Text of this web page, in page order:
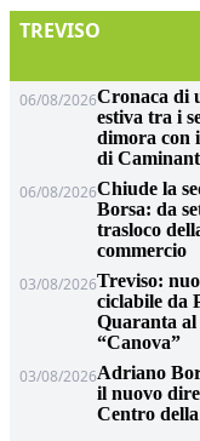
TREVISO
06/08/2026Cronaca di
estiva tra i
dimora con
di
06/08/2026Chiude la
Borsa: da
trasloco
commercio
03/08/2026Treviso:
ciclabile da
Quaranta al
“Canova”
03/08/2026Adriano
il nuovo
Centro